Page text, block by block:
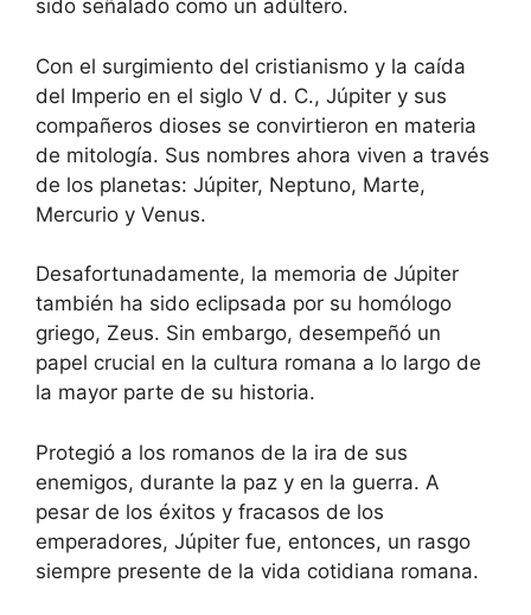
sido señalado como un adúltero.
Con el surgimiento del cristianismo y la caída
del Imperio en el siglo V d. C., Júpiter y sus
compañeros dioses se convirtieron en materia
de mitología. Sus nombres ahora viven a través
de los planetas: Júpiter, Neptuno, Marte,
Mercurio y Venus.
Desafortunadamente, la memoria de Júpiter
también ha sido eclipsada por su homólogo
griego, Zeus. Sin embargo, desempeñó un
papel crucial en la cultura romana a lo largo de
la mayor parte de su historia.
Protegió a los romanos de la ira de sus
enemigos, durante la paz y en la guerra. A
pesar de los éxitos y fracasos de los
emperadores, Júpiter fue, entonces, un rasgo
siempre presente de la vida cotidiana romana.